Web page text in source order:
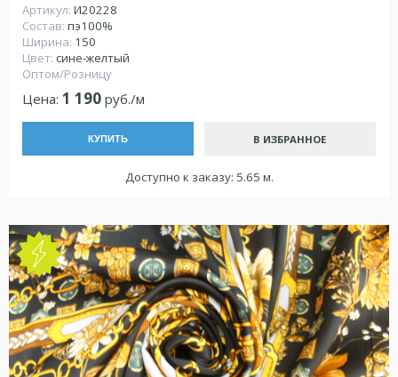
Артикул: И20228
Состав: пэ100%
Ширина: 150
Цвет: сине-желтый
Оптом/Розницу
Цена: 1 190 руб./м
КУПИТЬ В ИЗБРАННОЕ
Доступно к заказу: 5.65 м.
NEW